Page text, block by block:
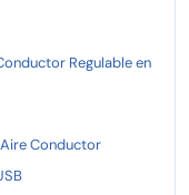
Regulable en
Conductor